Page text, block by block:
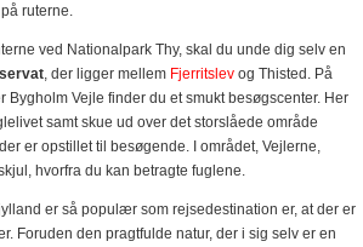
ruterne.
ved Nationalpark Thy, skal du unde dig selv en
, der ligger mellem Fjerritslev og Thisted. På
Vejle finder du et smukt besøgscenter. Her
samt skue ud over det storslåede område
er opstillet til besøgende. I området, Vejlerne,
hvorfra du kan betragte fuglene.
er så populær som rejsedestination er, at der er
Foruden den pragtfulde natur, der i sig selv er en